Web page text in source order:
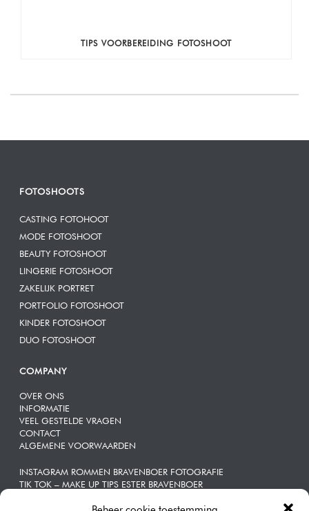
Beheer cookie toestemming
TIPS VOORBEREIDING FOTOSHOOT
FOTOSHOOTS
CASTING FOTOHOOT
MODE FOTOSHOOT
BEAUTY FOTOSHOOT
LINGERIE FOTOSHOOT
ZAKELIJK PORTRET
PORTFOLIO FOTOSHOOT
KINDER FOTOSHOOT
DUO FOTOSHOOT
COMPANY
OVER ONS
INFORMATIE
VEEL GESTELDE VRAGEN
CONTACT
ALGEMENE VOORWAARDEN
INSTAGRAM ROMMEN BRAVENBOER FOTOGRAFIE
TIK TOK – MAKE UP TIPS ESTER BRAVENBOER
ZAKELIJKE | PORTRETTEN